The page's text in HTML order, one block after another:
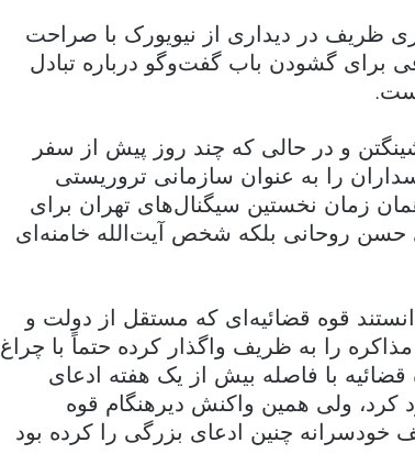
ظریف در دیداری از نیویورک با صراحت
برای گشودن باب گفت‌وگو درباره تبادل
و در حالی که چند روز پیش از سفر
را به عنوان سازمانی تروریستی
زمان نخستین سیگنال‌های تهران برای
حسن روحانی بلکه شخص آیت‌الله خامنه‌ای
قوه قضائیه‌ای که مستقل از دولت و
را به ظریف واگذار کرده حتماً با چراغ
با فاصله بیش از یک هفته ادعای
کرد، ولی همین واکنش دیرهنگام قوه
خودسرانه چنین ادعای بزرگی را کرده بود